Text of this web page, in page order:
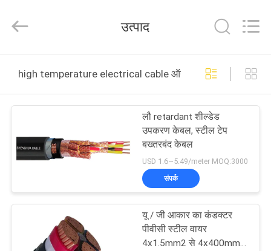
उत्पाद
वीडियो
दिखाएँ
Cable
(Group)
All
Reserved.
उत्पाद
high temperature electrical cable ऑनलाइन निर्माण
लौ retardant शील्डेड
उपकरण केबल, स्टील टेप
बख्तरबंद केबल
USD 1.6~5.49/meter MOQ:3000
संपर्क
यू / जी आकार का कंडक्टर
पीवीसी स्टील वायर
4x1.5mm2 से 4x400mm2